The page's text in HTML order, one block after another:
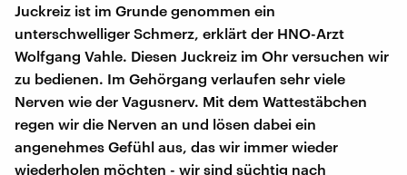
Juckreiz ist im Grunde genommen ein
unterschwelliger Schmerz, erklärt der HNO-Arzt
Wolfgang Vahle. Diesen Juckreiz im Ohr versuchen wir
zu bedienen. Im Gehörgang verlaufen sehr viele
Nerven wie der Vagusnerv. Mit dem Wattestäbchen
regen wir die Nerven an und lösen dabei ein
angenehmes Gefühl aus, das wir immer wieder
wiederholen möchten - wir sind süchtig nach